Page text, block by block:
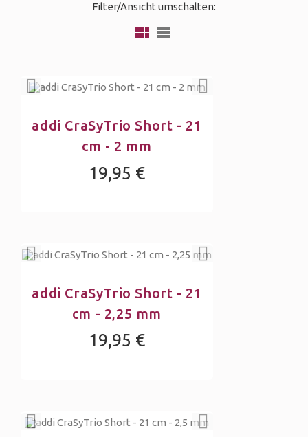
Filter/Ansicht umschalten:
addi CraSyTrio Short - 21
cm - 2 mm
19,95 €
addi CraSyTrio Short - 21
cm - 2,25 mm
19,95 €